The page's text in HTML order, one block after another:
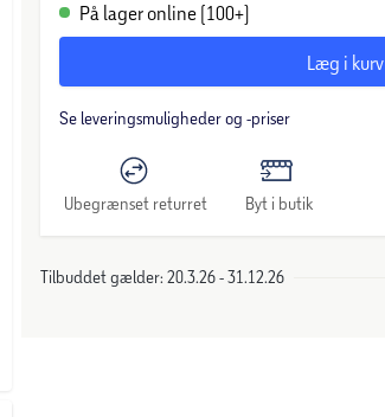
På lager online (100+)
Læg i kurv
Se leveringsmuligheder og -priser
Ubegrænset returret Byt i butik
Tilbuddet gælder: 20.3.26 - 31.12.26